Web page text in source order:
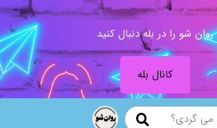
روان شو را در بله دنبال کنید
کانال بله